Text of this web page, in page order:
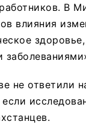
В
влияния
не ответили